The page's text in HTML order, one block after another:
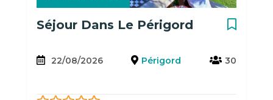
Séjour Dans Le Périgord
22/08/2026 Périgord 30